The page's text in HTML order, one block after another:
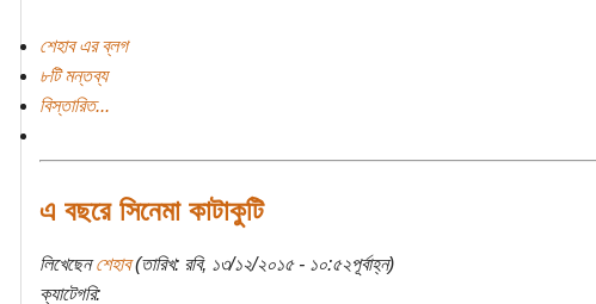
শেহাব এর ব্লগ
৮টি মন্তব্য
বিস্তারিত...
এ বছরে সিনেমা কাটাকুটি
লিখেছেনশেহাব(তারিখ: রবি, ১৩/১২/২০১৫ - ১০:৫২পূর্বাহ্ন)
ক্যাটেগরি: